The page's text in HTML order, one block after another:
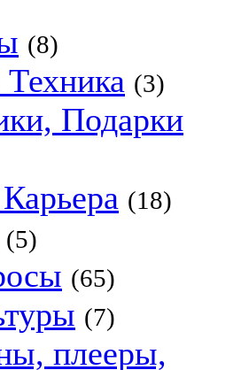
(8)
(3)
Подарки
(18)
(5)
(65)
(7)
плееры,